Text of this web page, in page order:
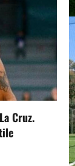
Cruz.